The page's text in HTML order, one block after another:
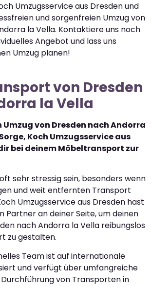
Umzugsservice aus Dresden und
und sorgenfreien Umzug von
la Vella. Kontaktiere uns noch
Angebot und lass uns
Umzug planen!
von Dresden
la Vella
Umzug von Dresden nach Andorra
Koch Umzugsservice aus
bei deinem Möbeltransport zur
sehr stressig sein, besonders wenn
und weit entfernten Transport
Umzugsservice aus Dresden hast
Partner an deiner Seite, um deinen
nach Andorra la Vella reibungslos
zu gestalten.
Team ist auf internationale
und verfügt über umfangreiche
von Transporten in